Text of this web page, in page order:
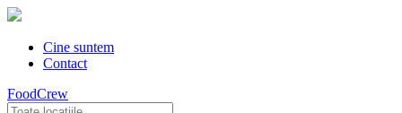
Cine suntem
Contact
FoodCrew